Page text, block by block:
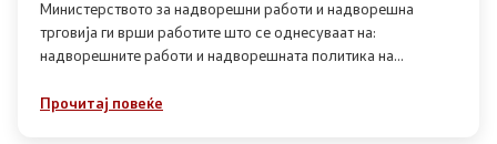
Министерството за надворешни работи и надворешна
трговија ги врши работите што се однесуваат на:
надворешните работи и надворешната политика на
координирањето на односите
Прочитај повеќе